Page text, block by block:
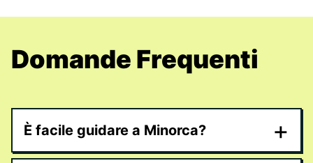
Domande Frequenti
È facile guidare a Minorca? +